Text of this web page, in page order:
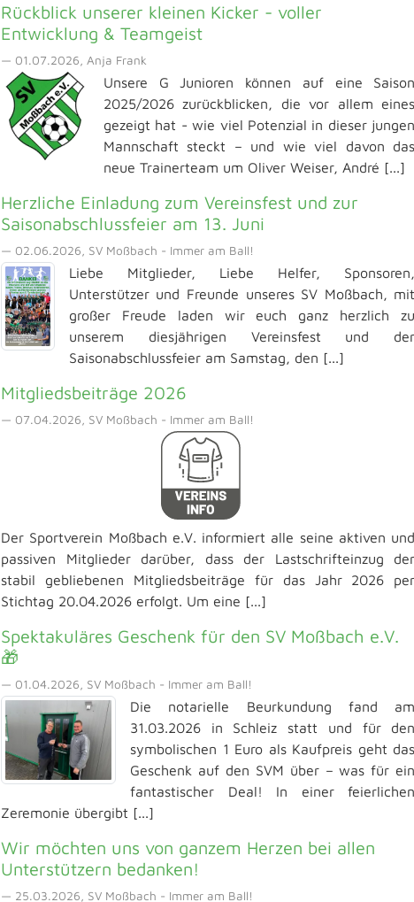
Rückblick unserer kleinen Kicker - voller
Entwicklung & Teamgeist
— 01.07.2026, Anja Frank
Unsere G Junioren können auf eine Saison
2025/2026 zurückblicken, die vor allem eines
gezeigt hat - wie viel Potenzial in dieser jungen
Mannschaft steckt – und wie viel davon das
neue Trainerteam um Oliver Weiser, André [...]
Herzliche Einladung zum Vereinsfest und zur
Saisonabschlussfeier am 13. Juni
— 02.06.2026, SV Moßbach - Immer am Ball!
Liebe Mitglieder, Liebe Helfer, Sponsoren,
Unterstützer und Freunde unseres SV Moßbach, mit
großer Freude laden wir euch ganz herzlich zu
unserem diesjährigen Vereinsfest und der
Saisonabschlussfeier am Samstag, den [...]
Mitgliedsbeiträge 2026
— 07.04.2026, SV Moßbach - Immer am Ball!
Der Sportverein Moßbach e.V. informiert alle seine aktiven und
passiven Mitglieder darüber, dass der Lastschrifteinzug der
stabil gebliebenen Mitgliedsbeiträge für das Jahr 2026 per
Stichtag 20.04.2026 erfolgt. Um eine [...]
Spektakuläres Geschenk für den SV Moßbach e.V.
🎁
— 01.04.2026, SV Moßbach - Immer am Ball!
Die notarielle Beurkundung fand am
31.03.2026 in Schleiz statt und für den
symbolischen 1 Euro als Kaufpreis geht das
Geschenk auf den SVM über – was für ein
fantastischer Deal! In einer feierlichen
Zeremonie übergibt [...]
Wir möchten uns von ganzem Herzen bei allen
Unterstützern bedanken!
— 25.03.2026, SV Moßbach - Immer am Ball!